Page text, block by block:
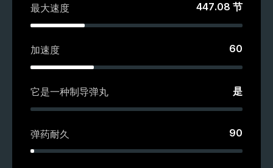
最大速度 447.08 节
加速度 60
它是一种制导弹丸 是
弹药耐久 90